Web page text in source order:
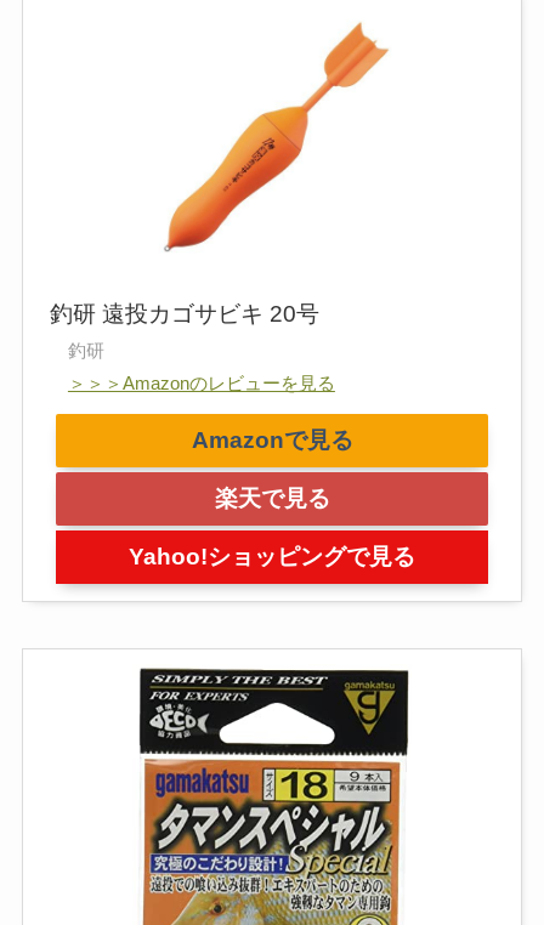
釣研 遠投カゴサビキ 20号
釣研
＞＞＞Amazonのレビューを見る
Amazonで見る
楽天で見る
Yahoo!ショッピングで見る